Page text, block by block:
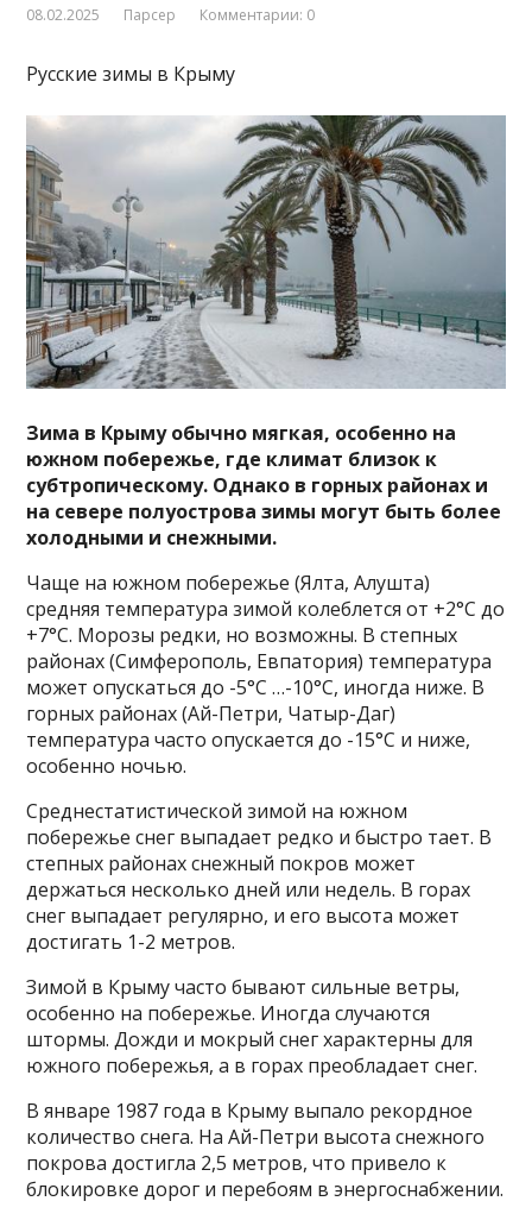
08.02.2025 Парсер Комментарии: 0
Русские зимы в Крыму
Зима в Крыму обычно мягкая, особенно на
южном побережье, где климат близок к
субтропическому. Однако в горных районах и
на севере полуострова зимы могут быть более
холодными и снежными.
Чаще на южном побережье (Ялта, Алушта)
средняя температура зимой колеблется от +2°C до
+7°C. Морозы редки, но возможны. В степных
районах (Симферополь, Евпатория) температура
может опускаться до -5°C …-10°C, иногда ниже. В
горных районах (Ай-Петри, Чатыр-Даг)
температура часто опускается до -15°C и ниже,
особенно ночью.
Среднестатистической зимой на южном
побережье снег выпадает редко и быстро тает. В
степных районах снежный покров может
держаться несколько дней или недель. В горах
снег выпадает регулярно, и его высота может
достигать 1-2 метров.
Зимой в Крыму часто бывают сильные ветры,
особенно на побережье. Иногда случаются
штормы. Дожди и мокрый снег характерны для
южного побережья, а в горах преобладает снег.
В январе 1987 года в Крыму выпало рекордное
количество снега. На Ай-Петри высота снежного
покрова достигла 2,5 метров, что привело к
блокировке дорог и перебоям в энергоснабжении.